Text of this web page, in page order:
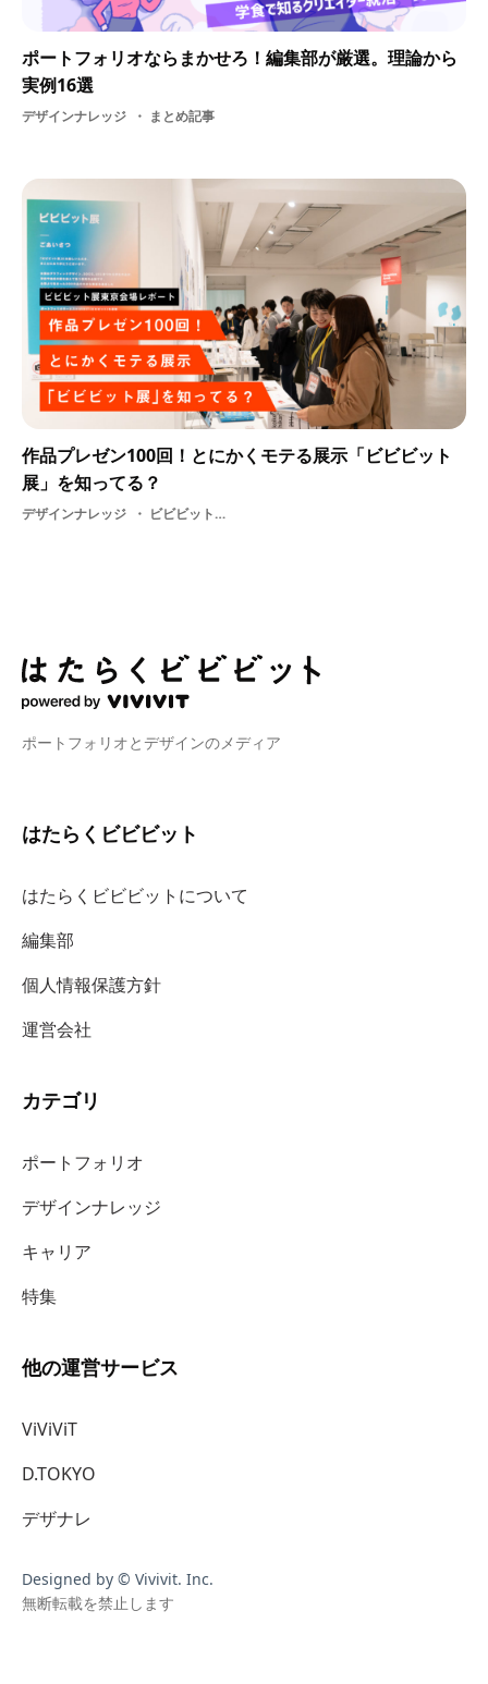
ポートフォリオならまかせろ！編集部が厳選。理論から
実例16選
デザインナレッジ まとめ記事
作品プレゼン100回！とにかくモテる展示「ビビビット
展」を知ってる？
デザインナレッジ ビビビット展東京2019
ポートフォリオとデザインのメディア
はたらくビビビット
はたらくビビビットについて
編集部
個人情報保護方針
運営会社
カテゴリ
ポートフォリオ
デザインナレッジ
キャリア
特集
他の運営サービス
ViViViT
D.TOKYO
デザナレ
Designed by © Vivivit. Inc.
無断転載を禁止します